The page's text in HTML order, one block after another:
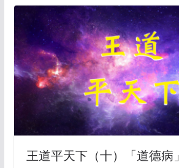
王道平天下（十）「道德病」